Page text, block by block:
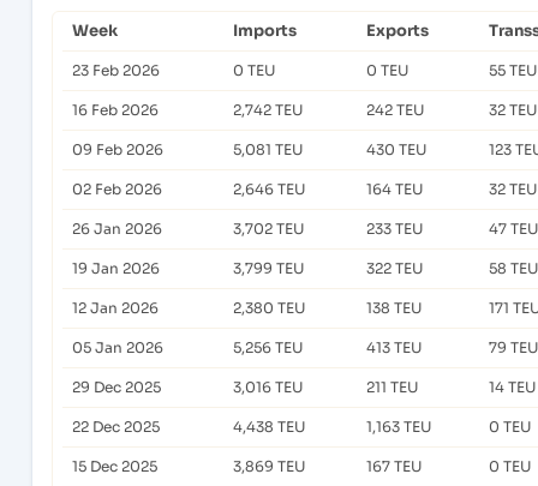
Week Imports Exports
23 Feb 2026 0 TEU 0 TEU 55 TEU
16 Feb 2026 2,742 TEU 242 TEU 32 TEU
09 Feb 2026 5,081 TEU 430 TEU 123
02 Feb 2026 2,646 TEU 164 TEU 32 TEU
26 Jan 2026 3,702 TEU 233 TEU 47 TEU
19 Jan 2026 3,799 TEU 322 TEU 58 TEU
12 Jan 2026 2,380 TEU 138 TEU 171
05 Jan 2026 5,256 TEU 413 TEU 79 TEU
29 Dec 2025 3,016 TEU 211 TEU 14 TEU
22 Dec 2025 4,438 TEU 1,163 TEU 0 TEU
15 Dec 2025 3,869 TEU 167 TEU 0 TEU